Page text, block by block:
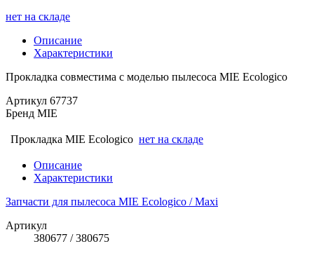
нет на складе
Описание
Характеристики
Прокладка совместима с моделью пылесоса MIE Ecologico
Артикул 67737
Бренд MIE
Прокладка MIE Ecologico нет на складе
Описание
Характеристики
Запчасти для пылесоса MIE Ecologico / Maxi
Артикул
380677 / 380675